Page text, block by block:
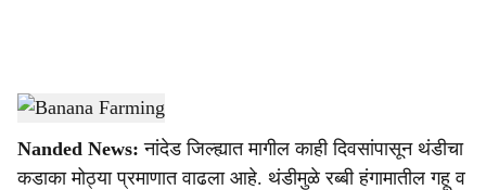
a
Banana Farming -Agrowon
Nanded News: नांदेड जिल्ह्यात मागील काही दिवसांपासून थंडीचा
कडाका मोठ्या प्रमाणात वाढला आहे. थंडीमुळे रब्बी हंगामातील गहू व